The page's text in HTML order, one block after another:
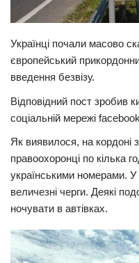
Технології
Історії
Рецепти
Здоров’я
Кримінал
Трагедії
Суспільство
Культура
Українці почали масово
європейський
введення безвізу.
Відповідний пост зробив
соціальній мережі
Як виявилося, на кордоні
правоохоронці по кілька
українськими номерами. У
величезні черги. Деякі
ночувати в автівках.